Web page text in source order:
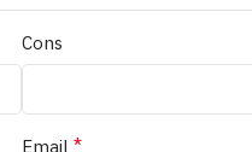
Cons